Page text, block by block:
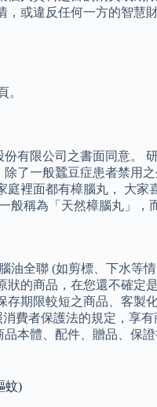
或違反任何一方的智
。
有限公司之書面同意。
了一般蠶豆症患者禁用
裡面都有樟腦丸， 大
般稱為「天然樟腦丸」
全聯 (如剪標、下水
的商品，在您還不確定
期限較短之商品、客
費者保護法的規定，享
本體、配件、贈品、保
蚊)